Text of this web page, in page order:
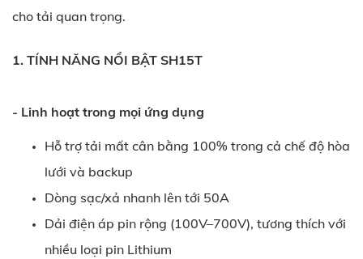
cho tải quan trọng.
1. TÍNH NĂNG NỔI BẬT SH15T
- Linh hoạt trong mọi ứng dụng
Hỗ trợ tải mất cân bằng 100% trong cả chế độ hòa
lưới và backup
Dòng sạc/xả nhanh lên tới 50A
Dải điện áp pin rộng (100V–700V), tương thích với
nhiều loại pin Lithium